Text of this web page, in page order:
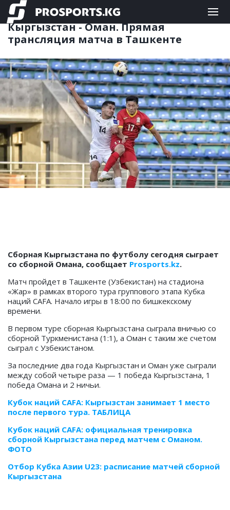
ФУТБОЛ 02.09.2025 15:48
Кыргызстан - Оман. Прямая
трансляция матча в Ташкенте
Сборная Кыргызстана по футболу сегодня сыграет
со сборной Омана, сообщает Prosports.kz.
Матч пройдет в Ташкенте (Узбекистан) на стадиона
«Жар» в рамках второго тура группового этапа Кубка
наций CAFA. Начало игры в 18:00 по бишкекскому
времени.
В первом туре сборная Кыргызстана сыграла вничью со
сборной Туркменистана (1:1), а Оман с таким же счетом
сыграл с Узбекистаном.
За последние два года Кыргызстан и Оман уже сыграли
между собой четыре раза — 1 победа Кыргызстана, 1
победа Омана и 2 ничьи.
Кубок наций CAFA: Кыргызстан занимает 1 место
после первого тура. ТАБЛИЦА
Кубок наций CAFA: официальная тренировка
сборной Кыргызстана перед матчем с Оманом.
ФОТО
Отбор Кубка Азии U23: расписание матчей сборной
Кыргызстана